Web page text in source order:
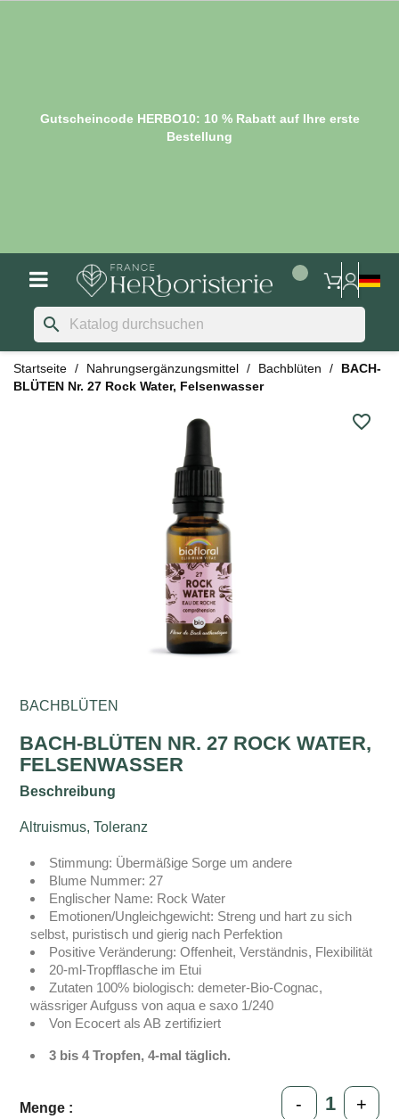
Gutscheincode HERBO10: 10 % Rabatt auf Ihre erste
Bestellung
search
Startseite Nahrungsergänzungsmittel Bachblüten
BACH-
BLÜTEN Nr. 27 Rock Water, Felsenwasser
favorite_border
BACHBLÜTEN
BACH-BLÜTEN NR. 27 ROCK WATER,
FELSENWASSER
Beschreibung
Altruismus, Toleranz
Stimmung: Übermäßige Sorge um andere
Blume Nummer: 27
Englischer Name: Rock Water
Emotionen/Ungleichgewicht: Streng und hart zu sich
selbst, puristisch und gierig nach Perfektion
Positive Veränderung: Offenheit, Verständnis, Flexibilität
20-ml-Tropfflasche im Etui
Zutaten 100% biologisch: demeter-Bio-Cognac,
wässriger Aufguss von aqua e saxo 1/240
Von Ecocert als AB zertifiziert
3 bis 4 Tropfen, 4-mal täglich.
Menge : - +